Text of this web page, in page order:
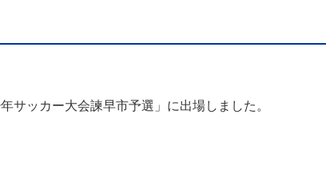
ー
サッカー大会諫早市予選」に出場しました。